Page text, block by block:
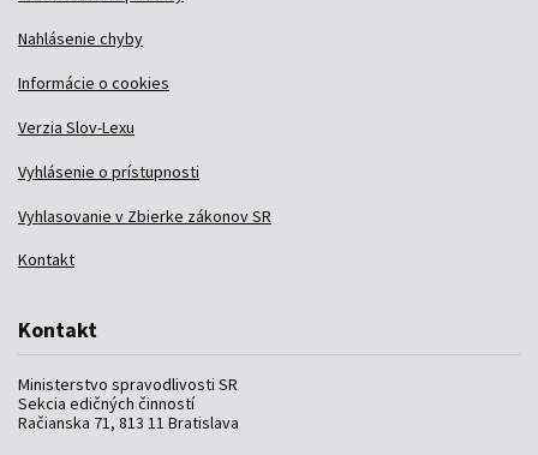
Nahlásenie chyby
Informácie o cookies
Verzia Slov-Lexu
Vyhlásenie o prístupnosti
Vyhlasovanie v Zbierke zákonov SR
Kontakt
Kontakt
Ministerstvo spravodlivosti SR
Sekcia edičných činností
Račianska 71, 813 11 Bratislava